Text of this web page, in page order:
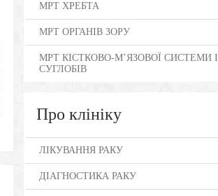
МРТ ХРЕБТА
МРТ ОРГАНІВ ЗОРУ
МРТ КІСТКОВО-М’ЯЗОВОЇ СИСТЕМИ І
СУГЛОБІВ
Про клініку
ЛІКУВАННЯ РАКУ
ДІАГНОСТИКА РАКУ